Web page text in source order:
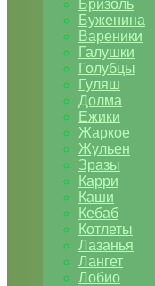
Бризоль
Буженина
Вареники
Галушки
Голубцы
Гуляш
Долма
Ежики
Жаркое
Жульен
Зразы
Карри
Каши
Кебаб
Котлеты
Лазанья
Лангет
Лобио